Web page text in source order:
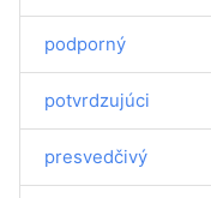
podporný
potvrdzujúci
presvedčivý